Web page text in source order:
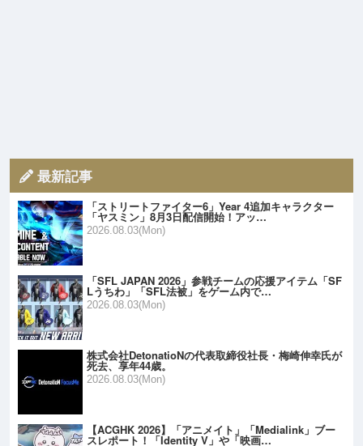
最新記事
「ストリートファイター6」Year 4追加キャラクター
「ヤスミン」8月3日配信開始！アッ…
2026.08.03(Mon)
「SFL JAPAN 2026」参戦チームの応援アイテム「SF
Lうちわ」「SFL法被」をゲーム内で…
2026.08.03(Mon)
株式会社DetonatioNの代表取締役社長・梅崎伸幸氏が
死去、享年44歳。
2026.08.03(Mon)
【ACGHK 2026】「アニメイト」「Medialink」ブー
スレポート！「Identity V」や「映画…